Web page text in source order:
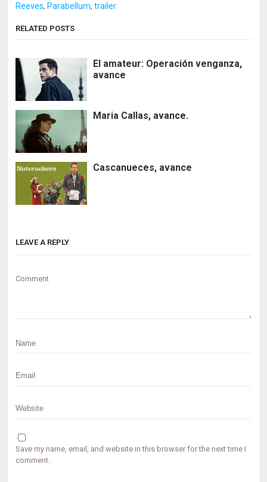
Reeves, Parabellum,trailer
RELATED POSTS
El amateur: Operación venganza,
avance
Maria Callas, avance.
Cascanueces, avance
LEAVE A REPLY
Comment
Save my name, email, and website in this browser for the next time I
comment.